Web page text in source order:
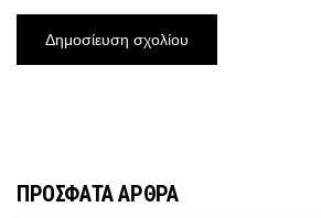
ΠΡΟΣΦΑΤΑ ΑΡΘΡΑ